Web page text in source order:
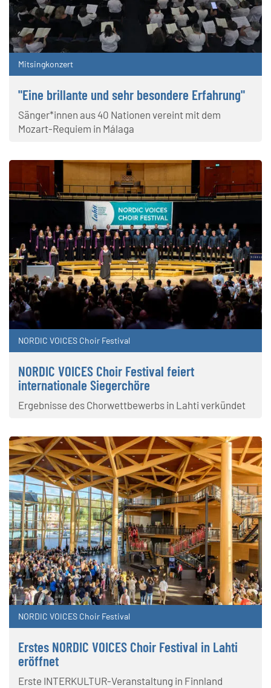
Mitsingkonzert
"Eine brillante und sehr besondere Erfahrung"
Sänger*innen aus 40 Nationen vereint mit dem
Mozart-Requiem in Málaga
NORDIC VOICES Choir Festival
NORDIC VOICES Choir Festival feiert
internationale Siegerchöre
Ergebnisse des Chorwettbewerbs in Lahti verkündet
NORDIC VOICES Choir Festival
Erstes NORDIC VOICES Choir Festival in Lahti
eröffnet
Erste INTERKULTUR-Veranstaltung in Finnland